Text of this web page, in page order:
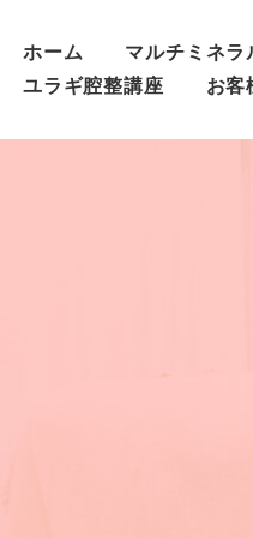
ホーム マルチミネラ
ユラギ腔整講座
お客